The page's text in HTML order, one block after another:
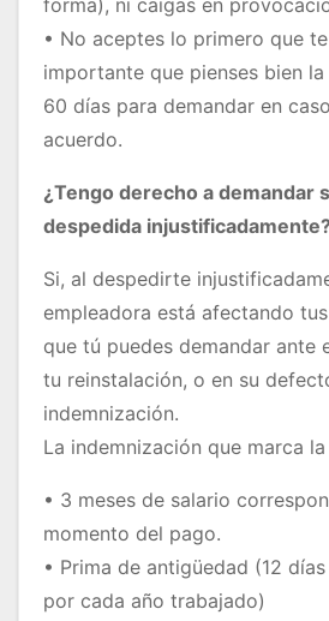
forma), ni caigas en
• No aceptes lo primero que
importante que pienses bien
60 días para demandar en
acuerdo.
¿Tengo derecho a demandar
despedida
Si, al despedirte
empleadora está afectando
que tú puedes demandar ante
tu reinstalación, o en su
indemnización.
La indemnización que marca
• 3 meses de salario
momento del pago.
• Prima de antigüedad (12
por cada año trabajado)